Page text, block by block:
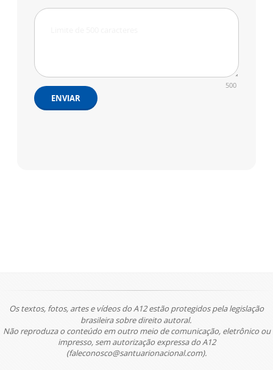
500
ENVIAR
Os textos, fotos, artes e vídeos do A12 estão protegidos pela legislação
brasileira sobre direito autoral.
Não reproduza o conteúdo em outro meio de comunicação, eletrônico ou
impresso, sem autorização expressa do A12
(faleconosco@santuarionacional.com).